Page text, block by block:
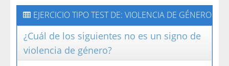
EJERCICIO TIPO TEST DE: VIOLENCIA DE GÉNERO
¿Cuál de los siguientes no es un signo de
violencia de género?